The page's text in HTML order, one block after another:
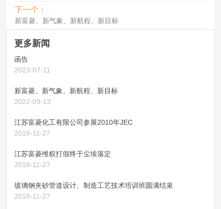
下一个：
新富菱、新气象、新航程、新目标
更多新闻
函告
2023-07-11
新富菱、新气象、新航程、新目标
2022-09-13
江苏富菱化工有限公司参展2010年JEC
2018-11-27
江苏富菱维权打假终于尘埃落定
2018-11-27
玻璃钢夹砂管道设计、制造工艺技术培训班圆满结束
2018-11-27